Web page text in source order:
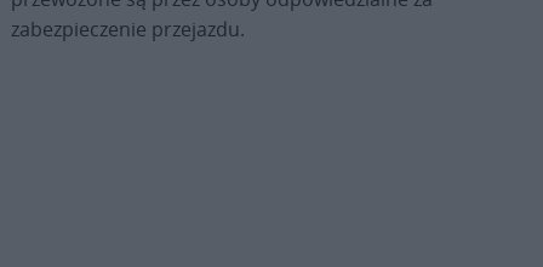
zabezpieczenie przejazdu.